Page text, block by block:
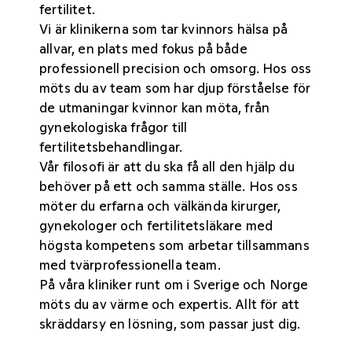
fertilitet.
Vi är klinikerna som tar kvinnors hälsa på
allvar, en plats med fokus på både
professionell precision och omsorg. Hos oss
möts du av team som har djup förståelse för
de utmaningar kvinnor kan möta, från
gynekologiska frågor till
fertilitetsbehandlingar.
Vår filosofi är att du ska få all den hjälp du
behöver på ett och samma ställe. Hos oss
möter du erfarna och välkända kirurger,
gynekologer och fertilitetsläkare med
högsta kompetens som arbetar tillsammans
med tvärprofessionella team.
På våra klinikerrunt om i Sverige och Norge
möts du av värme och expertis. Allt för att
skräddarsy en lösning, som passar just dig.